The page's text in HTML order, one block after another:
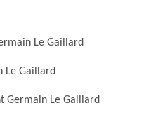
Le Gaillard
Le Gaillard
Germain Le Gaillard